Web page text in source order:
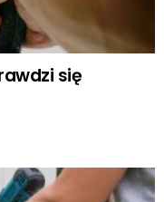
się